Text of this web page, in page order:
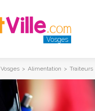
Vosges
> Alimentation > Traiteurs